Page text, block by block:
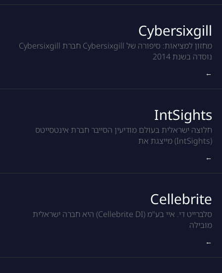
Cybersixgill
מחזון למציאות: סיפורה של Cybersixgill חברת Cybersixgill
נוסדה בשנת 2014
←
IntSights
חלוצה ישראלית בעולם מודיעין הסייבר חברת אינטסייטס
←
Cellebrite
סלברייט די. איי בע"מ (Cellebrite DI) היא חברה ישראלית
מובילה
←